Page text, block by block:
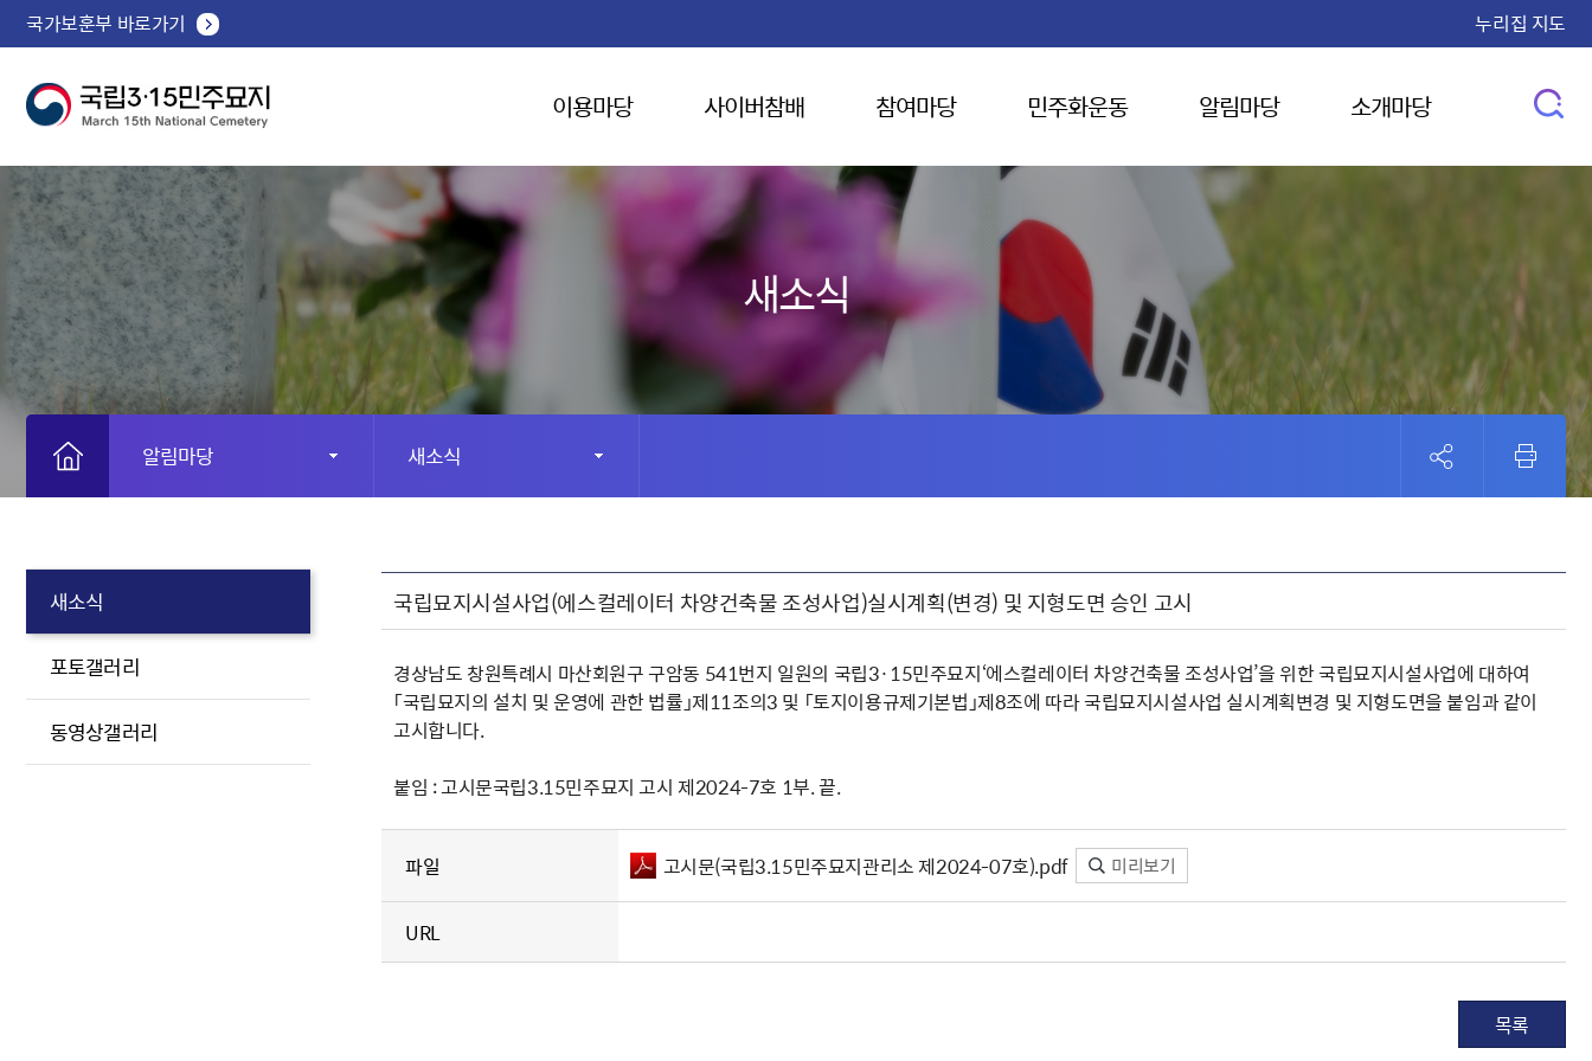
국가보훈부 바로가기 누리집 지도
이용마당 사이버참배 참여마당 민주화운동 알림마당 소개마당
새소식
알림마당 새소식
새소식
포토갤러리
동영상갤러리
국립묘지시설사업(에스컬레이터 차양건축물 조성사업)실시계획(변경) 및 지형도면 승인 고시
경상남도 창원특례시 마산회원구 구암동 541번지 일원의 국립3·15민주묘지‘에스컬레이터 차양건축물 조성사업’을 위한 국립묘지시설사업에 대하여
「국립묘지의 설치 및 운영에 관한 법률」제11조의3 및 「토지이용규제기본법」제8조에 따라 국립묘지시설사업 실시계획변경 및 지형도면을 붙임과 같이
고시합니다.
붙임 : 고시문국립3.15민주묘지 고시 제2024-7호 1부. 끝.
파일 고시문(국립3.15민주묘지관리소 제2024-07호).pdf 미리보기
URL
목록